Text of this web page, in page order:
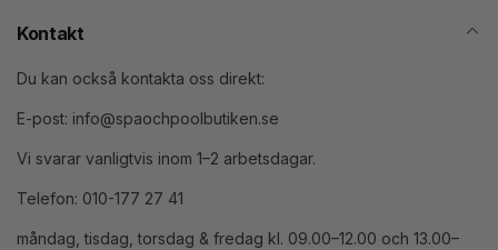
Kontakt
Du kan också kontakta oss direkt:
E-post: info@spaochpoolbutiken.se
Vi svarar vanligtvis inom 1–2 arbetsdagar.
Telefon: 010-177 27 41
måndag, tisdag, torsdag & fredag kl. 09.00–12.00 och 13.00–